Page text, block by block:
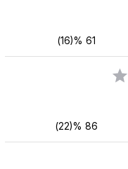
61 %(16)
86 %(22)